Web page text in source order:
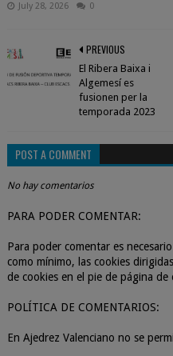
July 28, 2026 0
PREVIOUS
El Ribera Baixa i
Algemesí es
fusionen per la
temporada 2023
POST A COMMENT
No hay comentarios
PARA PODER COMENTAR:
Para poder comentar es
como mínimo, las cookies
de cookies en el pie de página de
POLÍTICA DE COMENTARIOS:
En Ajedrez Valenciano no se